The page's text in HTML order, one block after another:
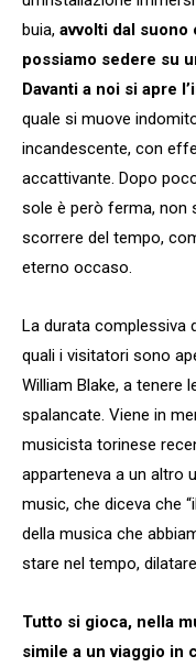
buia, avvolti dal
possiamo sedere su
Davanti a noi si apre
quale si muove
incandescente, con
accattivante. Dopo
sole è però ferma, non
scorrere del tempo,
eterno occaso.
La durata complessiva
quali i visitatori sono
William Blake, a tenere
spalancate. Viene in
musicista torinese
apparteneva a un altro
music, che diceva che
della musica che
stare nel tempo,
Tutto si gioca, nella
simile a un viaggio in